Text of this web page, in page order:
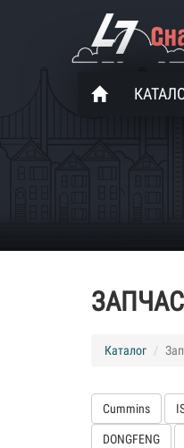
Каталог
Cummins
DONGFENG